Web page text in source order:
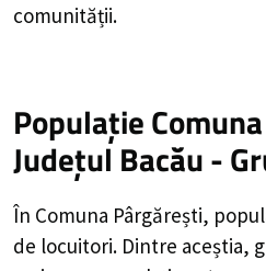
comunității.
Populație
Județul Bacău -
În Comuna Pârgărești,
de locuitori. Dintre aceștia,